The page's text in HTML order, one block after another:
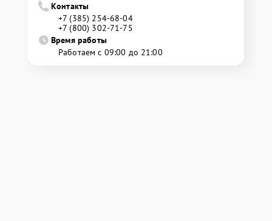
Контакты
+7 (385) 254-68-04
+7 (800) 302-71-75
Время работы
Работаем с 09:00 до 21:00